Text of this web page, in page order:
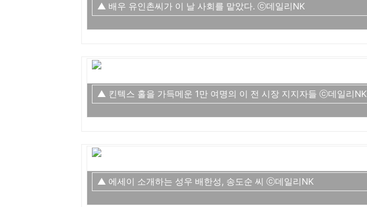
▲ 배우 유인촌씨가 이 날 사회를 맡았다. ⓒ데일리NK
▲ 킨텍스 홀을 가득메운 1만 여명의 이 전 시장 지지자들 ⓒ데일리NK
▲ 에세이 소개하는 성우 배한성, 송도순 씨 ⓒ데일리NK